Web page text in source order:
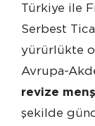
Türkiye ile
Serbest
yürürlükte
Avrupa-
revize
şekilde